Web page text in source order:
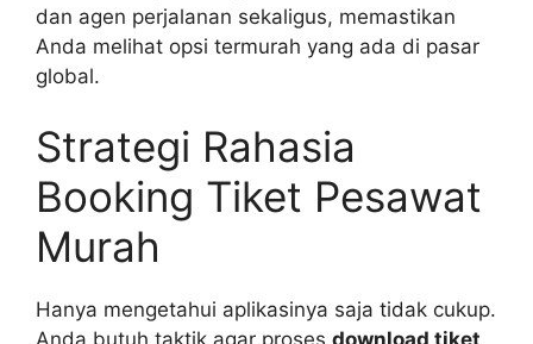
dan agen perjalanan sekaligus, memastikan
Anda melihat opsi termurah yang ada di pasar
global.
Strategi Rahasia
Booking Tiket Pesawat
Murah
Hanya mengetahui aplikasinya saja tidak cukup.